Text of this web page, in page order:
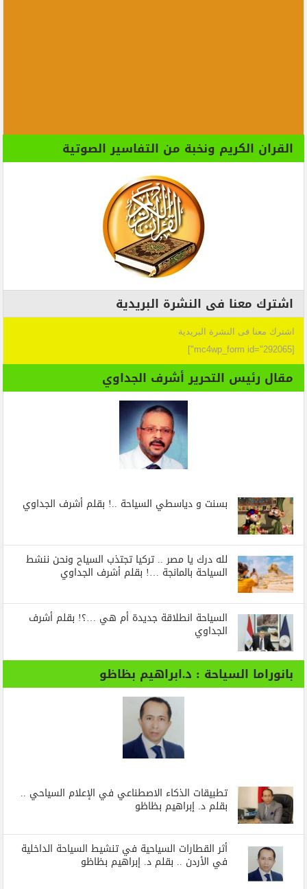
القران الكريم ونخبة من التفاسير الصوتية
اشترك معنا فى النشرة البريدية
اشترك معنا فى النشرة البريدية
[mc4wp_form id="292065"]
مقال رئيس التحرير أشرف الجداوي
بسنت و دياسطي السياحة ..! بقلم أشرف الجداوي
لله درك يا مصر .. تركيا تجتذب السياح ونحن ننشط
السياحة بالمانجة …! بقلم أشرف الجداوي
السياحة انطلاقة جديدة أم هي …؟! بقلم أشرف
الجداوي
بانوراما السياحة : د.ابراهيم بظاظو
تطبيقات الذكاء الاصطناعي في الإعلام السياحي ..
بقلم د. إبراهيم بظاظو
أثر القطارات السياحية في تنشيط السياحة الداخلية
في الأردن .. بقلم د. إبراهيم بظاظو